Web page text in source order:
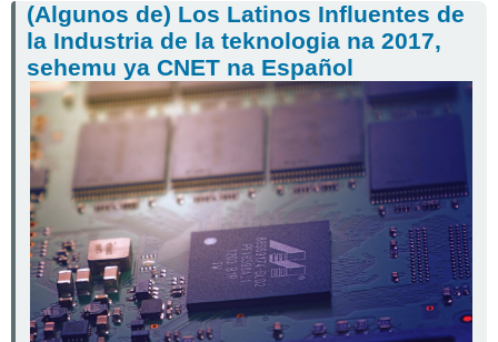
Latinos
Influentes
de
la
Industria
de
teknologia
na
2017,
sehemu
ya
CNET
na
Español
(Algunos de) Los Latinos Influentes de
la Industria de la teknologia na 2017,
sehemu ya CNET na Español